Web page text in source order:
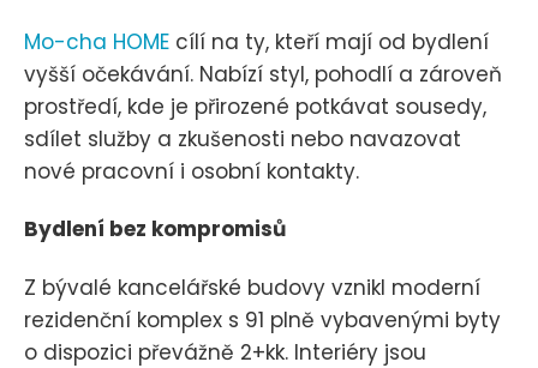
Mo-cha HOME cílí na ty, kteří mají od bydlení
vyšší očekávání. Nabízí styl, pohodlí a zároveň
prostředí, kde je přirozené potkávat sousedy,
sdílet služby a zkušenosti nebo navazovat
nové pracovní i osobní kontakty.
Bydlení bez kompromisů
Z bývalé kancelářské budovy vznikl moderní
rezidenční komplex s 91 plně vybavenými byty
o dispozici převážně 2+kk. Interiéry jsou